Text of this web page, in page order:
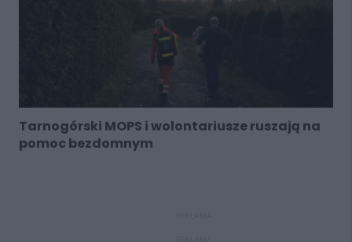
Tarnogórski MOPS i wolontariusze ruszają na
pomoc bezdomnym